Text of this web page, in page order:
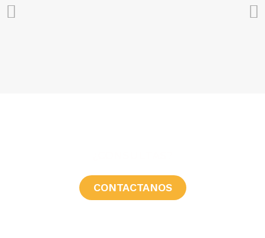
CONTACTANOS